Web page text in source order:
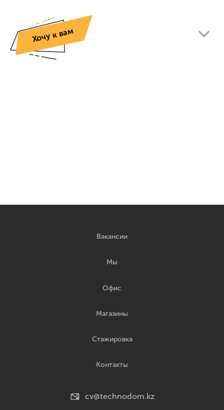
Хочу к вам
Вакансии
Мы
Офис
Магазины
Стажировка
Контакты
cv@technodom.kz